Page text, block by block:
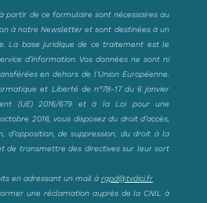
partir de ce formulaire sont nécessaires au
à notre Newsletter et sont destinées à un
La base juridique de ce traitement est le
d’information. Vos données ne sont ni
en dehors de l’Union Européenne.
et Liberté de n°78-17 du 6 janvier
(UE) 2016/679 et à la Loi pour une
2016, vous disposez du droit d’accès,
d’opposition, de suppression, du droit à la
de transmettre des directives sur leur sort
en adressant un mail à rgpd@tvdici.fr
une réclamation auprès de la CNIL à